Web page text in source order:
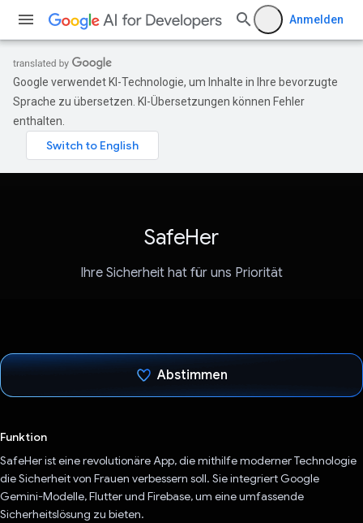
Anmelden
Google verwendet KI-Technologie, um Inhalte in Ihre bevorzugte
Sprache zu übersetzen. KI-Übersetzungen können Fehler
enthalten.
SafeHer
Ihre Sicherheit hat für uns Priorität
Abstimmen
Funktion
SafeHer ist eine revolutionäre App, die mithilfe moderner Technologie
die Sicherheit von Frauen verbessern soll. Sie integriert Google
Gemini-Modelle, Flutter und Firebase, um eine umfassende
Sicherheitslösung zu bieten.